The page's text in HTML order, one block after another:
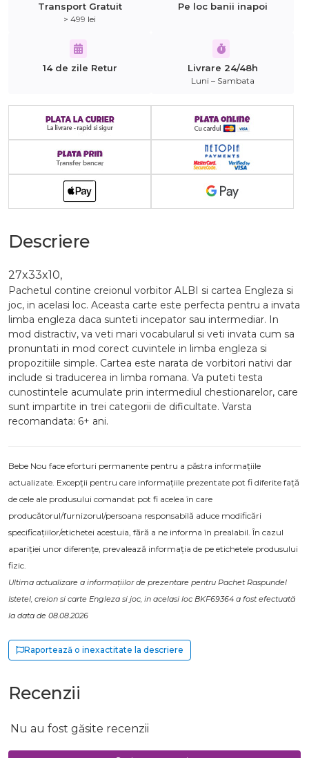
Transport Gratuit
> 499 lei
Pe loc banii inapoi
14 de zile Retur Livrare 24/48h
Luni – Sambata
Descriere
27x33x10,
Pachetul contine creionul vorbitor ALBI si cartea Engleza si
joc, in acelasi loc. Aceasta carte este perfecta pentru a invata
limba engleza daca sunteti incepator sau intermediar. In
mod distractiv, va veti mari vocabularul si veti invata cum sa
pronuntati in mod corect cuvintele in limba engleza si
propozitiile simple. Cartea este narata de vorbitori nativi dar
include si traducerea in limba romana. Va puteti testa
cunostintele acumulate prin intermediul chestionarelor, care
sunt impartite in trei categorii de dificultate. Varsta
recomandata: 6+ ani.
Bebe Nou face eforturi permanente pentru a păstra informațiile
actualizate. Excepții pentru care informațiile prezentate pot fi diferite față
de cele ale produsului comandat pot fi acelea în care
producătorul/furnizorul/persoana responsabilă aduce modificări
specificațiilor/etichetei acestuia, fără a ne informa în prealabil. În cazul
apariției unor diferențe, prevalează informația de pe etichetele produsului
fizic.
Ultima actualizare a informațiilor de prezentare pentru Pachet Raspundel
Istetel, creion si carte Engleza si joc, in acelasi loc BKF69364 a fost efectuată
la data de 08.08.2026
Raportează o inexactitate la descriere
Recenzii
Nu au fost găsite recenzii